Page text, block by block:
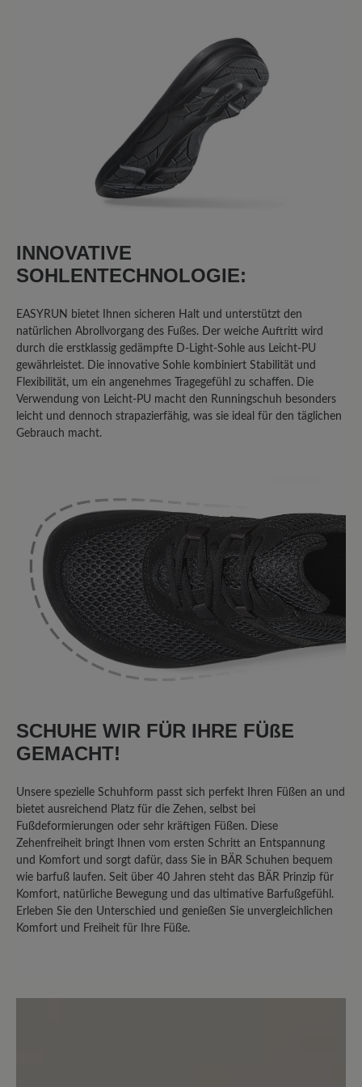
8
Bewertung mit 5 von 5 Sternen
Ich bin mit dem Schuh extrem
wie herkömmliche Laufschuhe. Die
Sohle ist kaum stoßgedämpft. Die Füße
schwitzen im Schuh. Und am
Fragen/Hinweise reagiert, die ich über
das Kontaktformular mehrfach
geschrieben habe. Kann ich leider gar
nicht weiterempfehlen.
18. Juni 2024 10:49
Frau.
Laufsohle ist ok.nur Stoff oben wir
immer enger.Siecherheitdetail
fehlen.coretours muss Mann noch
tragen können..
4. Juni 2024 17:18
Bewertung mit 3 von 5 Sternen
leider nicht "optimal"
Es gab früher einen sehr ähnlichen
Schuh, der leider nicht mehr im
Sortiment erscheint. Das Modell
Easyrun ist vom Grundaufbau fast
gleich, aber im Fersenbereich nach oben
höher geschnitten, für meine Füße
leider nicht geeignet, der
Schuhoberrand ist sozusagen "hinten zu
Normalerweise bin ich diesbezüglich
INNOVATIVE
SOHLENTECHNOLOGIE:
EASYRUN bietet Ihnen sicheren Halt und unterstützt den
natürlichen Abrollvorgang des Fußes. Der weiche Auftritt wird
durch die erstklassig gedämpfte D-Light-Sohle aus Leicht-PU
gewährleistet. Die innovative Sohle kombiniert Stabilität und
Flexibilität, um ein angenehmes Tragegefühl zu schaffen. Die
Verwendung von Leicht-PU macht den Runningschuh besonders
leicht und dennoch strapazierfähig, was sie ideal für den täglichen
Gebrauch macht.
SCHUHE WIR FÜR IHRE FÜßE
GEMACHT!
Unsere spezielle Schuhform passt sich perfekt Ihren Füßen an und
bietet ausreichend Platz für die Zehen, selbst bei
Fußdeformierungen oder sehr kräftigen Füßen. Diese
Zehenfreiheit bringt Ihnen vom ersten Schritt an Entspannung
und Komfort und sorgt dafür, dass Sie in BÄR Schuhen bequem
wie barfuß laufen. Seit über 40 Jahren steht das BÄR Prinzip für
Komfort, natürliche Bewegung und das ultimative Barfußgefühl.
Erleben Sie den Unterschied und genießen Sie unvergleichlichen
Komfort und Freiheit für Ihre Füße.